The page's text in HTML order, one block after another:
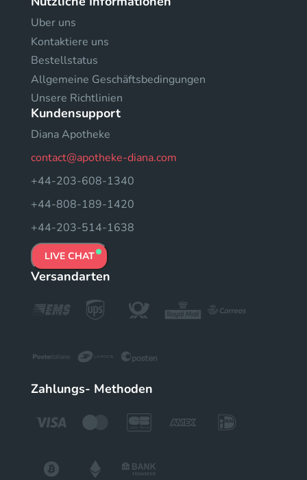
Uber uns
Kontaktiere uns
Bestellstatus
Allgemeine Geschäftsbedingungen
Unsere Richtlinien
Kundensupport
Diana Apotheke
contact@apotheke-diana.com
+44-203-608-1340
+44-808-189-1420
+44-203-514-1638
LIVE CHAT
Versandarten
Zahlungs- Methoden